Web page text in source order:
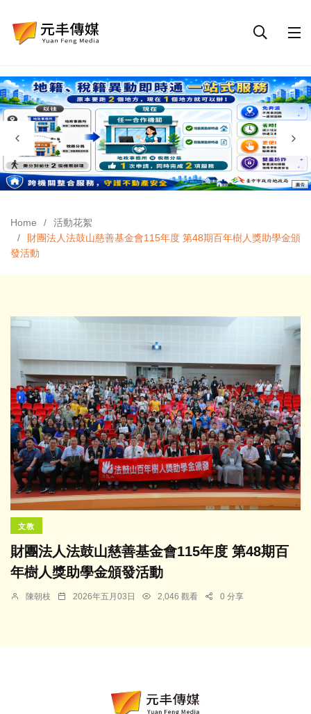
Home
活動花絮
財團法人法鼓山慈善基金會115年度 第48期百年樹人獎助學金頒
發活動
文教
財團法人法鼓山慈善基金會115年度 第48期百
年樹人獎助學金頒發活動
陳朝枝 2026年五月03日 2,046 觀看 0 分享